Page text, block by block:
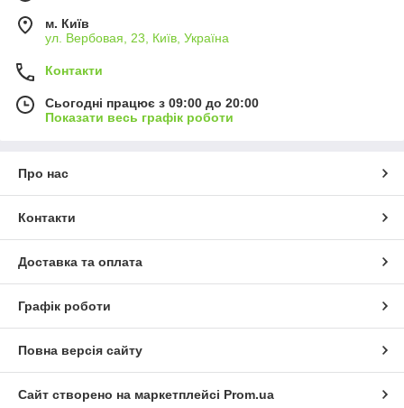
м. Київ
ул. Вербовая, 23, Київ, Україна
Контакти
Сьогодні працює з 09:00 до 20:00
Показати весь графік роботи
Про нас
Контакти
Доставка та оплата
Графік роботи
Повна версія сайту
Сайт створено на маркетплейсі Prom.ua